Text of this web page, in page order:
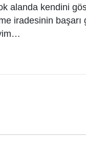
alanda kendini
iradesinin başarı